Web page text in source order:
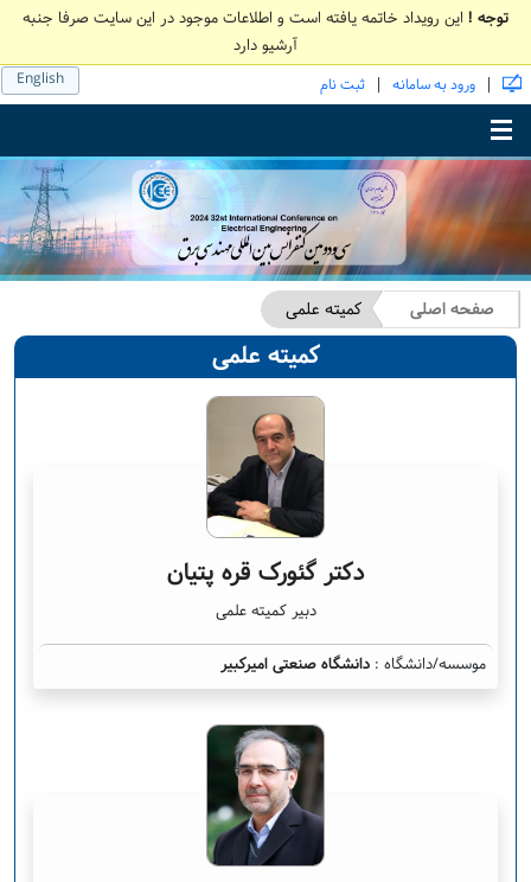
توجه ! این رویداد خاتمه یافته است و اطلاعات موجود در این سایت صرفا جنبه
آرشیو دارد
English | ورود به سامانه | ثبت نام
صفحه اصلی کمیته علمی
کمیته علمی
دکتر گئورک قره پتیان
دبیر کمیته علمی
موسسه/دانشگاه : دانشگاه صنعتی امیرکبیر